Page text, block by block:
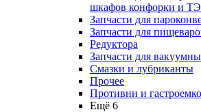
шкафов конфорки и
Запчасти для
Запчасти для
Редуктора
Запчасти для
Смазки и лубриканты
Прочее
Противни и
Ещё 6